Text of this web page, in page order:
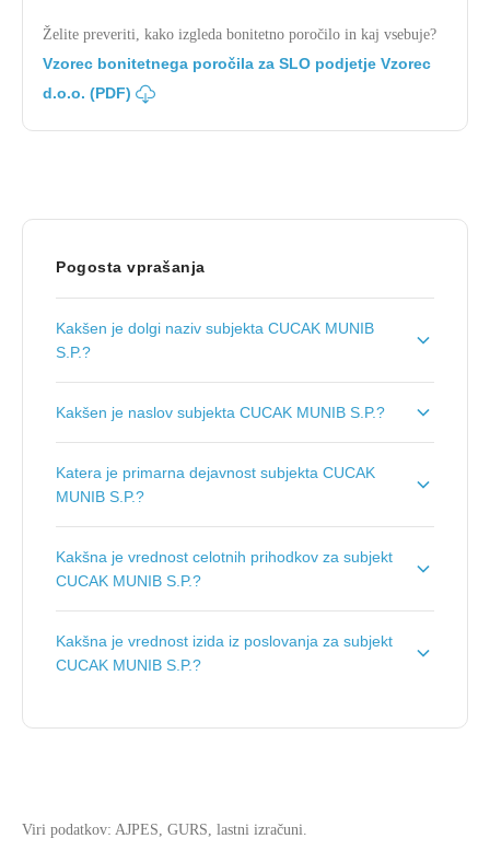
Želite preveriti, kako izgleda bonitetno poročilo in kaj vsebuje?
Vzorec bonitetnega poročila za SLO podjetje Vzorec
d.o.o. (PDF)
Pogosta vprašanja
Kakšen je dolgi naziv subjekta CUCAK MUNIB
S.P.?
DELA, CUCAK MUNIB S.P..
Kakšen je naslov subjekta CUCAK MUNIB S.P.?
Katera je primarna dejavnost subjekta CUCAK
MUNIB S.P.?
Druga zaključna gradbena dela.
Kakšna je vrednost celotnih prihodkov za subjekt
CUCAK MUNIB S.P.?
S.P. je56.397 €.
Kakšna je vrednost izida iz poslovanja za subjekt
CUCAK MUNIB S.P.?
S.P. je6.185 €.
Viri podatkov: AJPES, GURS, lastni izračuni.